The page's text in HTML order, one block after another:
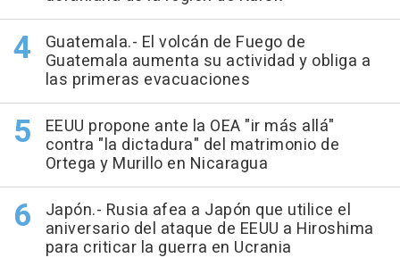
Guatemala.- El volcán de Fuego de
Guatemala aumenta su actividad y obliga a
las primeras evacuaciones
EEUU propone ante la OEA "ir más allá"
contra "la dictadura" del matrimonio de
Ortega y Murillo en Nicaragua
Japón.- Rusia afea a Japón que utilice el
aniversario del ataque de EEUU a Hiroshima
para criticar la guerra en Ucrania